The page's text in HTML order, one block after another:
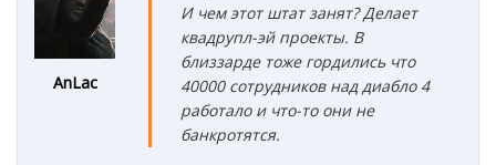
AnLac
И чем этот штат занят? Делает
квадрупл-эй проекты. В
близзарде тоже гордились что
40000 сотрудников над диабло 4
работало и что-то они не
банкротятся.